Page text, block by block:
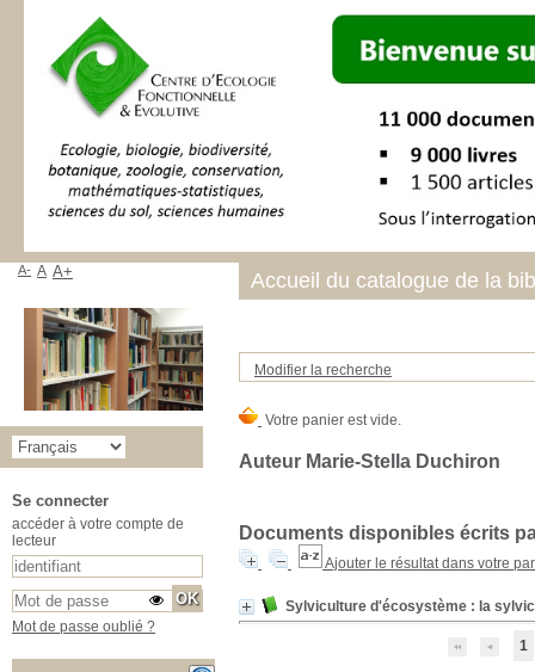
Modifier la recherche
Auteur Marie-Stella Duchiron
Documents disponibles écrits
Ajouter le résultat dans votre
Sylviculture d'écosystème : la
1
Accueil du catalogue de la
A- A A+
Se connecter
accéder à votre compte de
lecteur
Mot de passe oublié ?